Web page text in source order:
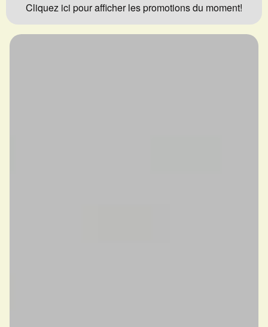
Cliquez ici pour afficher les promotions du moment!